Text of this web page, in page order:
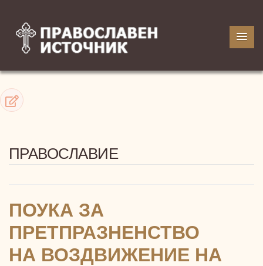
ПРАВОСЛАВИЕ
ПОУКА ЗА
ПРЕТПРАЗНЕНСТВО
НА ВОЗДВИЖЕНИЕ НА